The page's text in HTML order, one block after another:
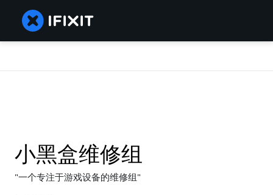
小黑盒维修组
一个专注于游戏设备的维修组